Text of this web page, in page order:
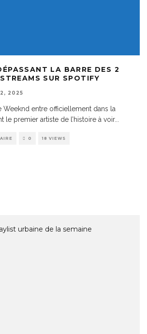
LA BARRE DES 2
SUR SPOTIFY
2025
Weeknd entre officiellement dans la
le premier artiste de l’histoire à voir...
0 18 VIEWS
urbaine de la semaine